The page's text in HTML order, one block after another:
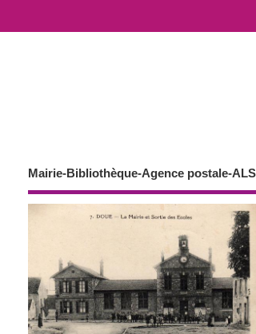
Mairie-Bibliothèque-Agence postale-